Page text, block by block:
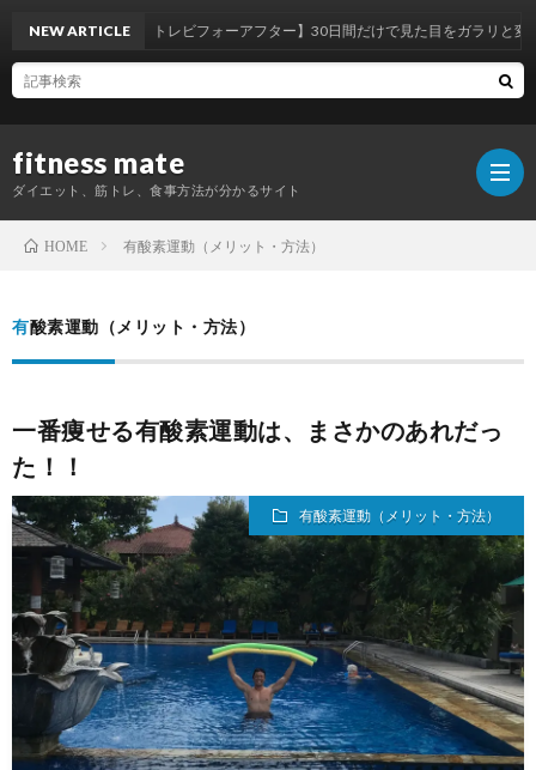
fitness mate
ダイエット、筋トレ、食事方法が分かるサイト
ー
自
紹
介
ー
ソ
ナ
ル
ト
オ
ン
ラ
イ
ン
特
定
商
取
プ
ラ
イ
NEW ARTICLE【筋トレビフォーアフター】30日間だけで見た目をガラリと変え
HOME 有酸素運動（メリット・方法）
有酸素運動（メリット・方法）
一番痩せる有酸素運動は、まさかのあれだっ
た！！
有酸素運動（メリット・方法）